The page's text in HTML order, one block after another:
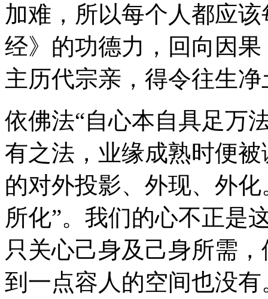
加难，所以每个人都应
经》的功德力，回向因
主历代宗亲，得令往生
依佛法“自心本自具足万
有之法，业缘成熟时便
的对外投影、外现、外
所化”。我们的心不正是
只关心己身及己身所需
到一点容人的空间也没